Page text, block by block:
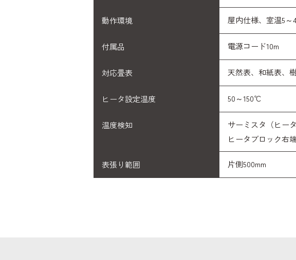
動作環境 屋内仕様、室温5～
付属品 電源コード10m
対応畳表 天然表、和紙表、
ヒータ設定温度 50～150℃
温度検知
サーミスタ（ヒー
ヒータブロック右
表張り範囲 片側500mm